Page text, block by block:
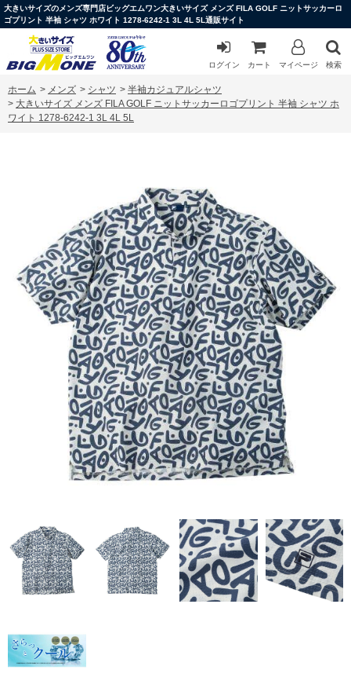
大きいサイズのメンズ専門店ビッグエムワン大きいサイズ メンズ FILA GOLF ニットサッカーロ
ゴプリント 半袖 シャツ ホワイト 1278-6242-1 3L 4L 5L通販サイト
ログイン カート マイページ 検索
ホーム > メンズ > シャツ > 半袖カジュアルシャツ
> 大きいサイズ メンズ FILA GOLF ニットサッカーロゴプリント 半袖 シャツ ホ
ワイト 1278-6242-1 3L 4L 5L